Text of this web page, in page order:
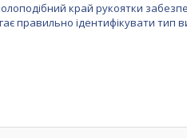
край рукоятки
правильно ідентифікувати тип